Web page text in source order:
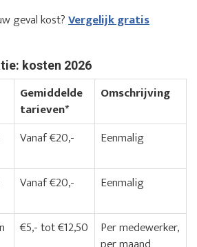
geval kost?Vergelijk gratis
kosten 2026
Gemiddelde
tarieven*
Omschrijving
Vanaf €20,- Eenmalig
Vanaf €20,- Eenmalig
€5,- tot €12,50
Per medewerker,